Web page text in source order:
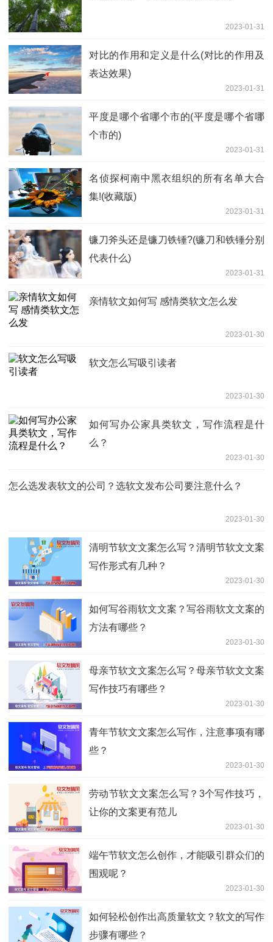
2023-01-31
对比的作用和定义是什么(对比的作用及
表达效果)
2023-01-31
平度是哪个省哪个市的(平度是哪个省哪
个市的)
2023-01-31
名侦探柯南中黑衣组织的所有名单大合
集!(收藏版)
2023-01-31
镰刀斧头还是镰刀铁锤?(镰刀和铁锤分别
代表什么)
2023-01-31
亲情软文如何写 感情类软文怎么发
2023-01-30
软文怎么写吸引读者
2023-01-30
如何写办公家具类软文，写作流程是什
么？
2023-01-30
怎么选发表软文的公司？选软文发布公司要注意什么？
2023-01-30
清明节软文文案怎么写？清明节软文文案
写作形式有几种？
2023-01-30
如何写谷雨软文文案？写谷雨软文文案的
方法有哪些？
2023-01-30
母亲节软文文案怎么写？母亲节软文文案
写作技巧有哪些？
2023-01-30
青年节软文文案怎么写作，注意事项有哪
些？
2023-01-30
劳动节软文文案怎么写？3个写作技巧，
让你的文案更有范儿
2023-01-30
端午节软文怎么创作，才能吸引群众们的
围观呢？
2023-01-30
如何轻松创作出高质量软文？软文的写作
步骤有哪些？